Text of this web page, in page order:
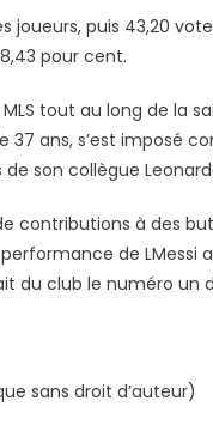
joueurs, puis 43,20
pour cent.
MLS tout au long de
ans, s’est imposé
son collègue
contributions à des
de LMessi
club le numéro un
sans droit d’auteur)